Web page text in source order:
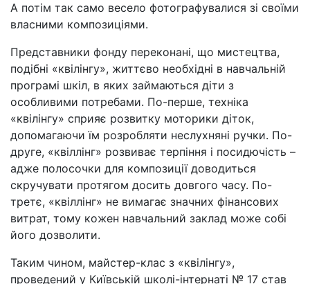
А потім так само весело фотографувалися зі своїми
власними композиціями.
Представники фонду переконані, що мистецтва,
подібні «квілінгу», життєво необхідні в навчальній
програмі шкіл, в яких займаються діти з
особливими потребами. По-перше, техніка
«квілінгу» сприяє розвитку моторики діток,
допомагаючи їм розробляти неслухняні ручки. По-
друге, «квіллінг» розвиває терпіння і посидючість –
адже полосочки для композиції доводиться
скручувати протягом досить довгого часу. По-
третє, «квіллінг» не вимагає значних фінансових
витрат, тому кожен навчальний заклад може собі
його дозволити.
Таким чином, майстер-клас з «квілінгу»,
проведений у Київській школі-інтернаті № 17 став